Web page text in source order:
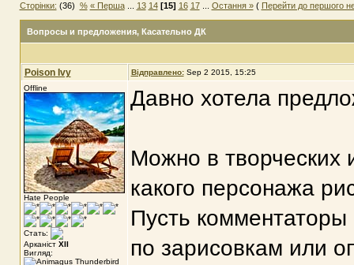
Сторінки: (36) % « Перша... 13 14 [15] 16 17... Остання »( Перейти до першого
Вопросы и предложения, Касательно ДК
Poison Ivy Відправлено: Sep 2 2015, 15:25
Offline
Hate People
Стать:
Арканіст XII
Вигляд:
Давно хотела
Можно в творческих
какого персонажа
Пусть
по зарисовкам или